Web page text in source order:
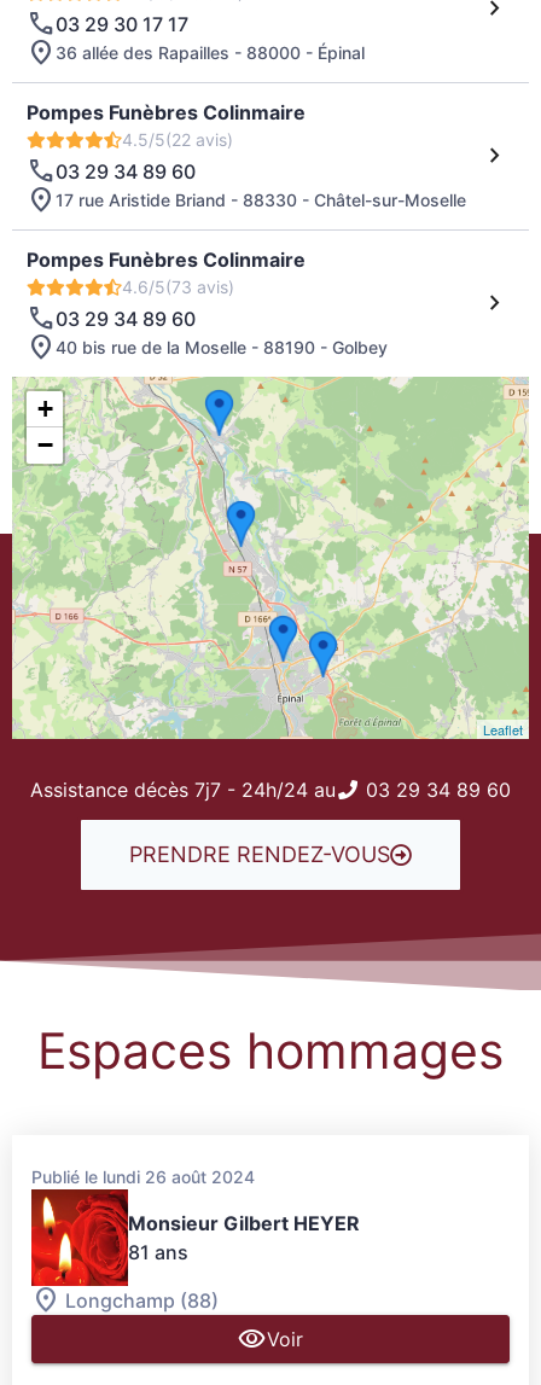
03 29 30 17 17
36 allée des Rapailles - 88000 - Épinal
Pompes Funèbres Colinmaire
4.5/5(22 avis)
03 29 34 89 60
17 rue Aristide Briand - 88330 - Châtel-sur-Moselle
Pompes Funèbres Colinmaire
4.6/5(73 avis)
03 29 34 89 60
40 bis rue de la Moselle - 88190 - Golbey
+
−
Leaflet
Assistance décès 7j7 - 24h/24 au 03 29 34 89 60
PRENDRE RENDEZ-VOUS
Espaces hommages
Publié le lundi 26 août 2024
Monsieur Gilbert HEYER
81 ans
Longchamp (88)
Voir